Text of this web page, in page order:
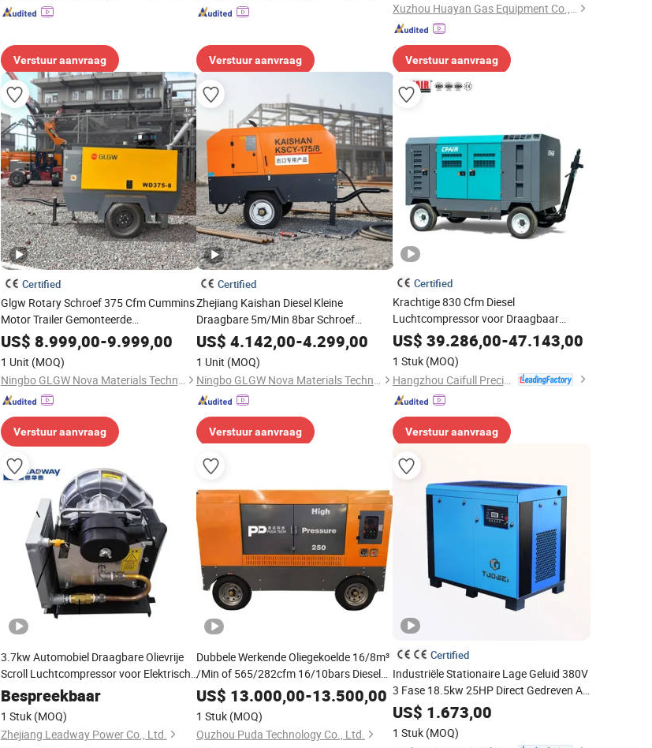
Verstuur aanvraag Verstuur aanvraag
Xuzhou Huayan Gas Equipment Co., Ltd.
Verstuur aanvraag
Certified
Glgw Rotary Schroef 375 Cfm Cummins
Motor Trailer Gemonteerde
Luchtcompressor voor Mijnbouw
Hamerprijs Peruaanse Markt
Compressor De Ar
US$ 8.999,00-9.999,00
1 Unit (MOQ)
Ningbo GLGW Nova Materials Technology Co., Ltd.
Verstuur aanvraag
Certified
Zhejiang Kaishan Diesel Kleine
Draagbare 5m/Min 8bar Schroef
Luchtcompressor voor Mijnbouw- en
Tunnelprojecten
US$ 4.142,00-4.299,00
1 Unit (MOQ)
Ningbo GLGW Nova Materials Technology Co., Ltd.
Verstuur aanvraag
Certified
Krachtige 830 Cfm Diesel
Luchtcompressor voor Draagbaar
Stralen met 10 Bar
US$ 39.286,00-47.143,00
1 Stuk (MOQ)
Hangzhou Caifull Precision Machinery Co., Ltd.
Verstuur aanvraag
3.7kw Automobiel Draagbare Olievrije
Scroll Luchtcompressor voor Elektrische
Bus
Bespreekbaar
1 Stuk (MOQ)
Zhejiang Leadway Power Co., Ltd.
Dubbele Werkende Oliegekoelde 16/8m³
/Min of 565/282cfm 16/10bars Diesel
Schroef Luchtcompressor
US$ 13.000,00-13.500,00
1 Stuk (MOQ)
Quzhou Puda Technology Co., Ltd.
Certified
Industriële Stationaire Lage Geluid 380V
3 Fase 18.5kw 25HP Direct Gedreven AC
Stroom Olievrije Rotatieve Schroef
Luchtcompressor
US$ 1.673,00
1 Stuk (MOQ)